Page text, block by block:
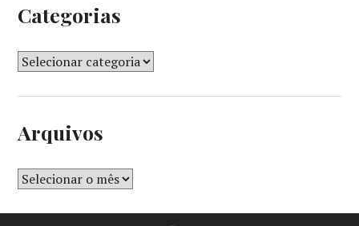
Categorias
Arquivos